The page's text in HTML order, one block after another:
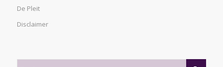
De Pleit
Disclaimer